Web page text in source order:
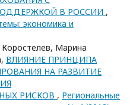
В РОССИИ ,
экономика и
Марина
ВЛИЯНИЕ ПРИНЦИПА
НА РАЗВИТИЕ
РИСКОВ , Региональные